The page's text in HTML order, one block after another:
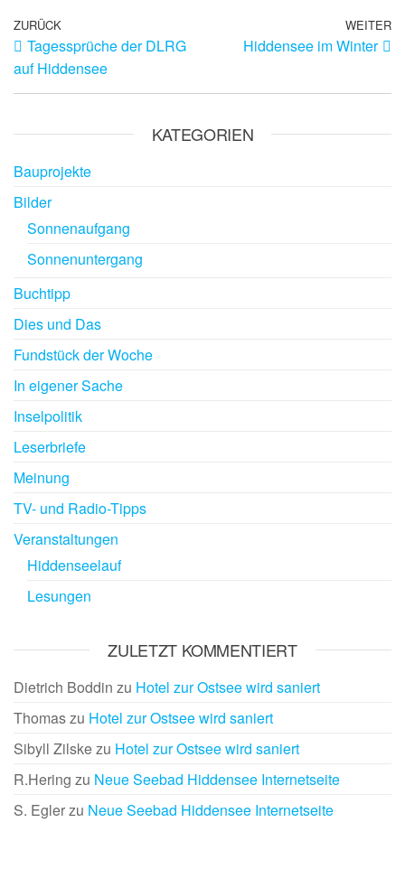
ZURÜCK
Tagessprüche der DLRG
auf Hiddensee
WEITER
Hiddensee im Winter
KATEGORIEN
Bauprojekte
Bilder
Sonnenaufgang
Sonnenuntergang
Buchtipp
Dies und Das
Fundstück der Woche
In eigener Sache
Inselpolitik
Leserbriefe
Meinung
TV- und Radio-Tipps
Veranstaltungen
Hiddenseelauf
Lesungen
ZULETZT KOMMENTIERT
Dietrich Boddin zu Hotel zur Ostsee wird saniert
Thomaszu Hotel zur Ostsee wird saniert
Sibyll Zilskezu Hotel zur Ostsee wird saniert
R.Hering zu Neue Seebad Hiddensee Internetseite
S. Eglerzu Neue Seebad Hiddensee Internetseite